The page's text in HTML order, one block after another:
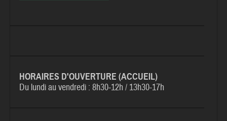
HORAIRES D'OUVERTURE (ACCUEIL)
Du lundi au vendredi :8h30-12h / 13h30-17h